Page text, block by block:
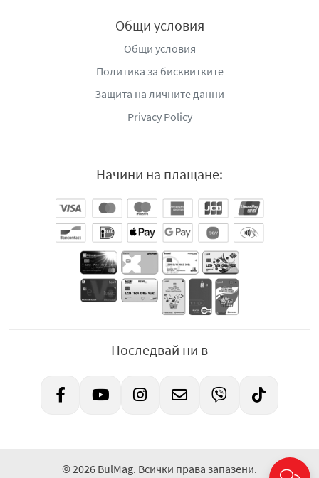
Общи условия
Общи условия
Политика за бисквитките
Защита на личните данни
Privacy Policy
Начини на плащане:
Последвай ни в
© 2026 BulMag. Всички права запазени.